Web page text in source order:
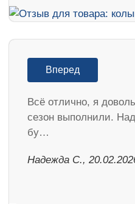
Вперед
Всё отлично, я
сезон выполнили.
бу…
Надежда С.,